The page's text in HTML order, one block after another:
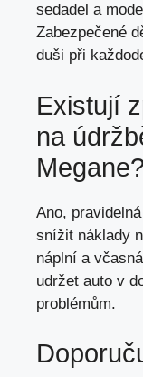
sedadel a
Zabezpečené
duši při
Existují
na
Megane?
Ano,
snížit náklady
náplní a
udržet auto v
problémům.